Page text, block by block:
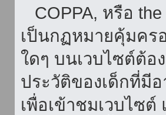
COPPA, หรือ the
เป็นกฏหมายคุ้มคร
ใดๆ บนเวบไซต์ต้อ
ประวัติของเด็กที่มี
เพื่อเข้าชมเวบไซ